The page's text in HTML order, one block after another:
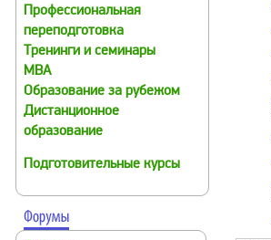
Профессиональная
переподготовка
Тренинги и семинары
MBA
Образование за рубежом
Дистанционное
образование
Подготовительные курсы